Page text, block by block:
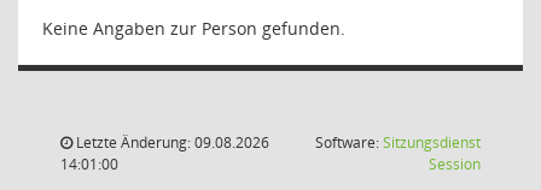
Keine Angaben zur Person gefunden.
Letzte Änderung: 09.08.2026
14:01:00
Software:Sitzungsdienst
Session(Wird in